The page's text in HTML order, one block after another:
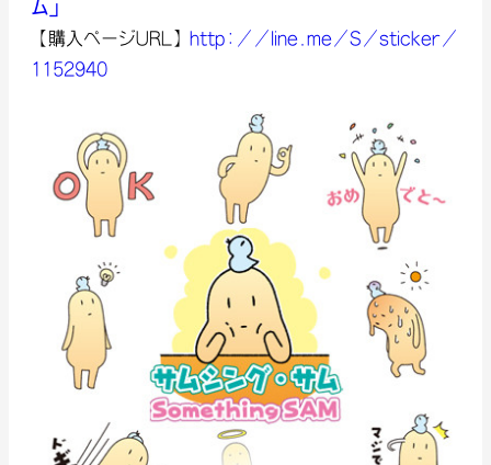
ム」
【購入ページURL】 http://line.me/S/sticker/
1152940